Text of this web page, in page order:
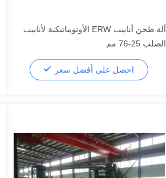
آلة طحن أنابيب ERW الأوتوماتيكية لأنابيب
الصلب 25-76 مم
احصل على أفضل سعر